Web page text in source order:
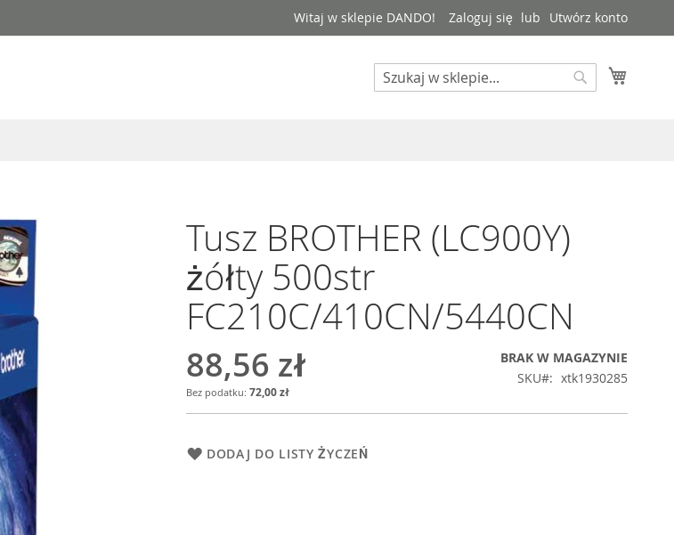
Witaj w sklepie DANDO! Zaloguj się Utwórz konto
Search
Tusz BROTHER (LC900Y)
żółty 500str
FC210C/410CN/5440CN
88,56 zł
72,00 zł
BRAK W MAGAZYNIE
SKU
xtk1930285
DODAJ DO LISTY ŻYCZEŃ